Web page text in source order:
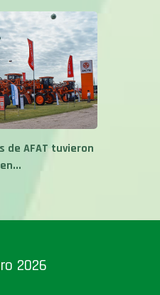
de AFAT tuvieron
2026